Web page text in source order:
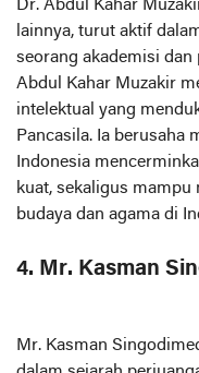
Dr. Abdul Kahar
lainnya, turut aktif
seorang akademisi
Abdul Kahar Muzakir
intelektual yang
Pancasila. Ia berusaha
Indonesia
kuat, sekaligus mampu
budaya dan agama di
4. Mr. Kasman
Mr. Kasman